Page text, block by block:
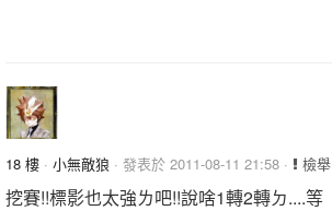
18 樓 · 小無敵狼 · 發表於 2011-08-11 21:58 · 檢舉
挖賽!!標影也太強ㄌ吧!!說啥1轉2轉ㄉ....等